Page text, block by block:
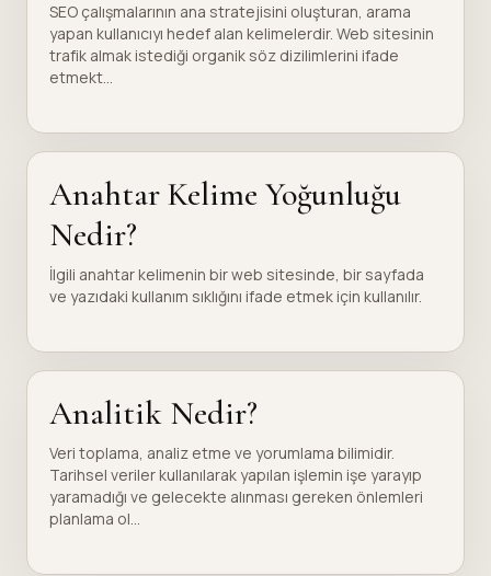
SEO çalışmalarının ana stratejisini oluşturan, arama
yapan kullanıcıyı hedef alan kelimelerdir. Web sitesinin
trafik almak istediği organik söz dizilimlerini ifade
etmekt...
Anahtar Kelime Yoğunluğu
Nedir?
İlgili anahtar kelimenin bir web sitesinde, bir sayfada
ve yazıdaki kullanım sıklığını ifade etmek için kullanılır.
Analitik Nedir?
Veri toplama, analiz etme ve yorumlama bilimidir.
Tarihsel veriler kullanılarak yapılan işlemin işe yarayıp
yaramadığı ve gelecekte alınması gereken önlemleri
planlama ol...